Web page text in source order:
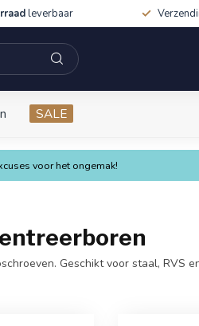
leverbaar
SALE
voor het ongemak!
Geschikt voor staal, RVS